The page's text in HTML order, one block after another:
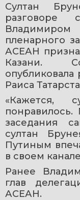
Султан
разговоре
пленарного
АСЕАН
Казани.
Раиса
«Кажется,
заседания
султан
Путиным
в своем
Ранее
глав
АСЕАН.